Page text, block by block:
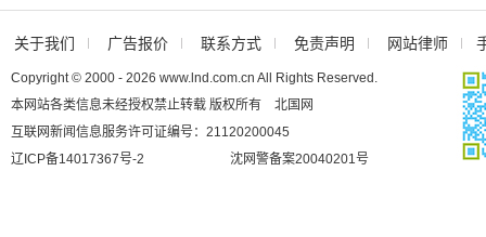
关于我们 广告报价 联系方式 免责声明 网站律师
Copyright © 2000 - 2026 www.lnd.com.cn All Rights Reserved.
本网站各类信息未经授权禁止转载 版权所有 北国网
互联网新闻信息服务许可证编号：21120200045
辽ICP备14017367号-2
沈网警备案20040201号